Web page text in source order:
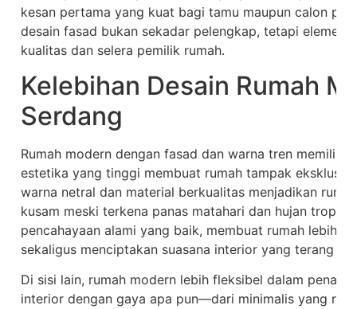
kesan pertama yang kuat bagi tamu maupun calon
desain fasad bukan sekadar pelengkap, tetapi elemen
kualitas dan selera pemilik rumah.
Kelebihan Desain Rumah
Serdang
Rumah modern dengan fasad dan warna tren memiliki
estetika yang tinggi membuat rumah tampak eksklusif
warna netral dan material berkualitas menjadikan
kusam meski terkena panas matahari dan hujan tropis.
pencahayaan alami yang baik, membuat rumah lebih
sekaligus menciptakan suasana interior yang terang
Di sisi lain, rumah modern lebih fleksibel dalam
interior dengan gaya apa pun—dari minimalis yang